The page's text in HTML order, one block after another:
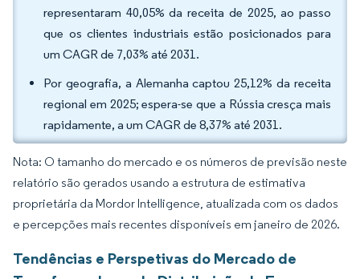
representaram 40,05% da receita de 2025, ao passo
que os clientes industriais estão posicionados para
um CAGR de 7,03% até 2031.
Por geografia, a Alemanha captou 25,12% da receita
regional em 2025; espera-se que a Rússia cresça mais
rapidamente, a um CAGR de 8,37% até 2031.
Nota: O tamanho do mercado e os números de previsão neste
relatório são gerados usando a estrutura de estimativa
proprietária da Mordor Intelligence, atualizada com os dados
e percepções mais recentes disponíveis em janeiro de 2026.
Tendências e Perspetivas do Mercado de